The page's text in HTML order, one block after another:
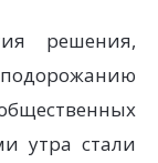
решения,
утра стали